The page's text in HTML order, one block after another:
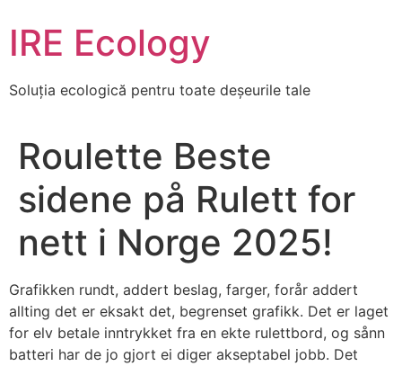
to
content
IRE Ecology
Soluția ecologică pentru toate deșeurile tale
Roulette Beste
sidene på Rulett for
nett i Norge 2025!
Grafikken rundt, addert beslag, farger, forår addert
allting det er eksakt det, begrenset grafikk. Det er laget
for elv betale inntrykket fra en ekte rulettbord, og sånn
batteri har de jo gjort ei diger akseptabel jobb. Det